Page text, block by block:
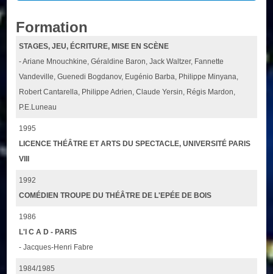
Formation
STAGES, JEU, ÉCRITURE, MISE EN SCÈNE
- Ariane Mnouchkine, Géraldine Baron, Jack Waltzer, Fannette
Vandeville, Guenedi Bogdanov, Eugénio Barba, Philippe Minyana,
Robert Cantarella, Philippe Adrien, Claude Yersin, Régis Mardon,
P.E.Luneau
1995
LICENCE THÉÂTRE ET ARTS DU SPECTACLE, UNIVERSITÉ PARIS
VIII
1992
COMÉDIEN TROUPE DU THÉÂTRE DE L'EPÉE DE BOIS
1986
L'I C A D - PARIS
- Jacques-Henri Fabre
1984/1985